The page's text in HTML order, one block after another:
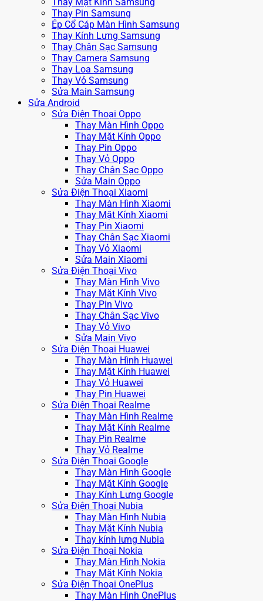
Thay Mặt Kính Samsung
Thay Pin Samsung
Ép Cổ Cáp Màn Hình Samsung
Thay Kính Lưng Samsung
Thay Chân Sạc Samsung
Thay Camera Samsung
Thay Loa Samsung
Thay Vỏ Samsung
Sửa Main Samsung
Sửa Android
Sửa Điện Thoại Oppo
Thay Màn Hình Oppo
Thay Mặt Kính Oppo
Thay Pin Oppo
Thay Vỏ Oppo
Thay Chân Sạc Oppo
Sửa Main Oppo
Sửa Điện Thoại Xiaomi
Thay Màn Hình Xiaomi
Thay Mặt Kính Xiaomi
Thay Pin Xiaomi
Thay Chân Sạc Xiaomi
Thay Vỏ Xiaomi
Sửa Main Xiaomi
Sửa Điện Thoại Vivo
Thay Màn Hình Vivo
Thay Mặt Kính Vivo
Thay Pin Vivo
Thay Chân Sạc Vivo
Thay Vỏ Vivo
Sửa Main Vivo
Sửa Điện Thoại Huawei
Thay Màn Hình Huawei
Thay Mặt Kính Huawei
Thay Vỏ Huawei
Thay Pin Huawei
Sửa Điện Thoại Realme
Thay Màn Hình Realme
Thay Mặt Kính Realme
Thay Pin Realme
Thay Vỏ Realme
Sửa Điện Thoại Google
Thay Màn Hình Google
Thay Mặt Kính Google
Thay Kính Lưng Google
Sửa Điện Thoại Nubia
Thay Màn Hình Nubia
Thay Mặt Kính Nubia
Thay kính lưng Nubia
Sửa Điện Thoại Nokia
Thay Màn Hình Nokia
Thay Mặt Kính Nokia
Sửa Điện Thoại OnePlus
Thay Màn Hình OnePlus